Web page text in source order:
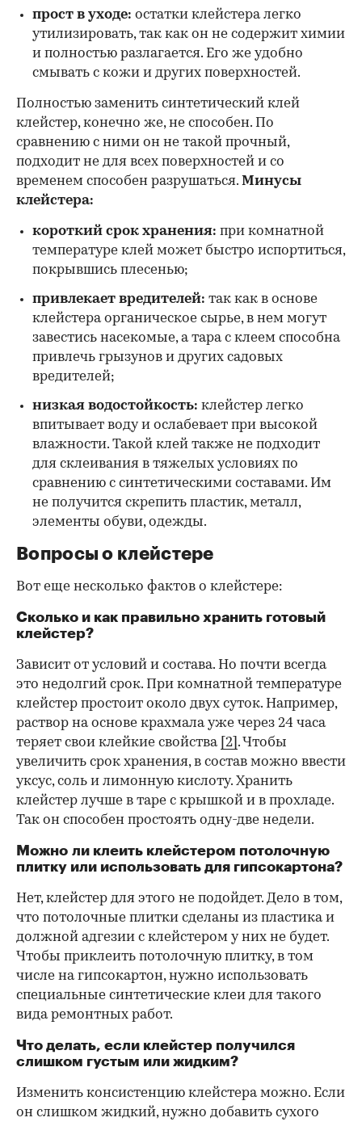
прост в уходе: остатки клейстера легко
утилизировать, так как он не содержит химии
и полностью разлагается. Его же удобно
смывать с кожи и других поверхностей.
Полностью заменить синтетический клей
клейстер, конечно же, не способен. По
сравнению с ними он не такой прочный,
подходит не для всех поверхностей и со
временем способен разрушаться. Минусы
клейстера:
короткий срок хранения: при комнатной
температуре клей может быстро испортиться,
покрывшись плесенью;
привлекает вредителей: так как в основе
клейстера органическое сырье, в нем могут
завестись насекомые, а тара с клеем способна
привлечь грызунов и других садовых
вредителей;
низкая водостойкость: клейстер легко
впитывает воду и ослабевает при высокой
влажности. Такой клей также не подходит
для склеивания в тяжелых условиях по
сравнению с синтетическими составами. Им
не получится скрепить пластик, металл,
элементы обуви, одежды.
Вопросы о клейстере
Вот еще несколько фактов о клейстере:
Сколько и как правильно хранить готовый
клейстер?
Зависит от условий и состава. Но почти всегда
это недолгий срок. При комнатной температуре
клейстер простоит около двух суток. Например,
раствор на основе крахмала уже через 24 часа
теряет свои клейкие свойства [2] . Чтобы
увеличить срок хранения, в состав можно ввести
уксус, соль и лимонную кислоту. Хранить
клейстер лучше в таре с крышкой и в прохладе.
Так он способен простоять одну-две недели.
Можно ли клеить клейстером потолочную
плитку или использовать для гипсокартона?
Нет, клейстер для этого не подойдет. Дело в том,
что потолочные плитки сделаны из пластика и
должной адгезии с клейстером у них не будет.
Чтобы приклеить потолочную плитку, в том
числе на гипсокартон, нужно использовать
специальные синтетические клеи для такого
вида ремонтных работ.
Что делать, если клейстер получился
слишком густым или жидким?
Изменить консистенцию клейстера можно. Если
он слишком жидкий, нужно добавить сухого